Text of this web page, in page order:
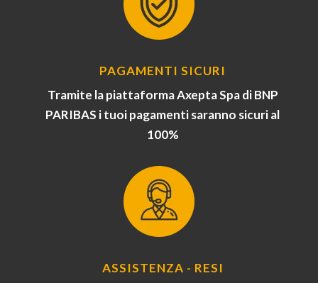
PAGAMENTI SICURI
Tramite la piattaforma Axepta Spa di BNP
PARIBAS i tuoi pagamenti saranno sicuri al
100%
ASSISTENZA - RESI